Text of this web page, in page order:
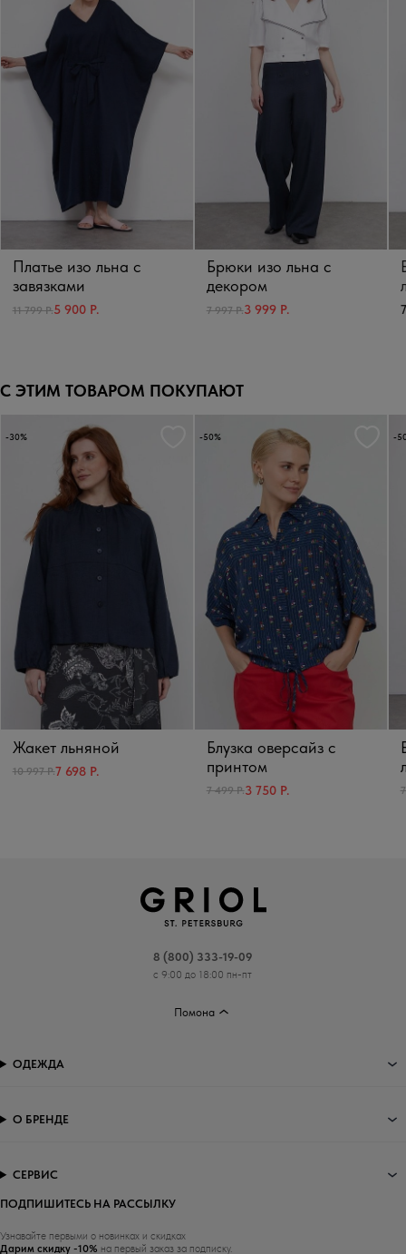
Платье изо льна с
завязками
11 799 Р.5 900 Р.
Брюки изо льна с
декором
7 997 Р.3 999 Р.
С ЭТИМ ТОВАРОМ ПОКУПАЮТ
-30%
Жакет льняной
10 997 Р.7 698 Р.
-50%
Блузка оверсайз с
принтом
7 499 Р.3 750 Р.
-
8 (800) 333-19-09
с 9:00 до 18:00 пн-пт
Помона
ПОДПИШИТЕСЬ НА РАССЫЛКУ
Узнавайте первыми о новинках и скидках
Дарим скидку -10% на первый заказ за подписку.
ОДЕЖДА
О БРЕНДЕ
СЕРВИС